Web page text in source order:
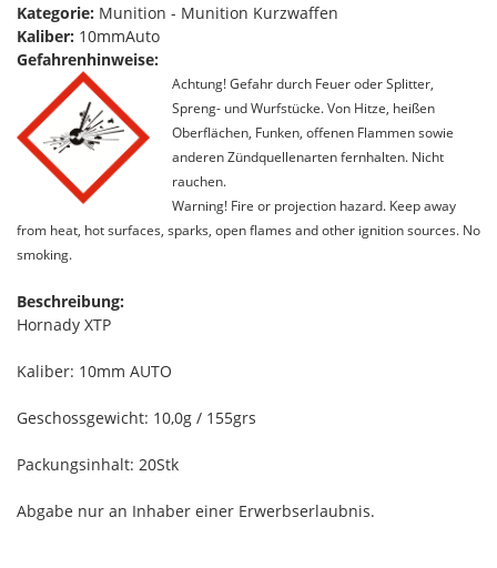
Kategorie: Munition - Munition Kurzwaffen
Kaliber: 10mmAuto
Gefahrenhinweise:
Achtung! Gefahr durch Feuer oder Splitter,
Spreng- und Wurfstücke. Von Hitze, heißen
Oberflächen, Funken, offenen Flammen sowie
anderen Zündquellenarten fernhalten. Nicht
rauchen.
Warning! Fire or projection hazard. Keep away
from heat, hot surfaces, sparks, open flames and other ignition sources. No
smoking.
Beschreibung:
Hornady XTP
Kaliber: 10mm AUTO
Geschossgewicht: 10,0g / 155grs
Packungsinhalt: 20Stk
Abgabe nur an Inhaber einer Erwerbserlaubnis.